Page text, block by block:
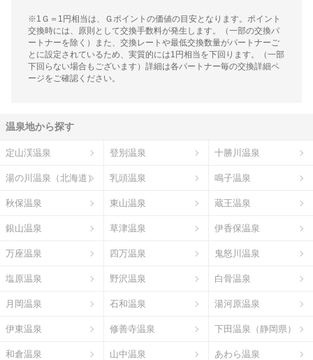
※1Ｇ＝1円相当は、Ｇポイントの価値の目安となります。ポイント
交換時には、原則として交換手数料が発生します。（一部の交換パ
ートナーを除く）また、交換レートや最低交換数量がパートナーご
とに設定されているため、実質的には1円相当を下回ります。（一部
下回らない場合もございます）詳細は各パートナー毎の交換詳細ペ
ージをご確認ください。
温泉地から探す
定山渓温泉 登別温泉 十勝川温泉
湯の川温泉（北海道） 乳頭温泉 鳴子温泉
秋保温泉 東山温泉 蔵王温泉
銀山温泉 草津温泉 伊香保温泉
万座温泉 四万温泉 鬼怒川温泉
塩原温泉 野沢温泉 白骨温泉
月岡温泉 石和温泉 湯河原温泉
伊東温泉 修善寺温泉 下田温泉（静岡県）
和倉温泉 山中温泉 あわら温泉